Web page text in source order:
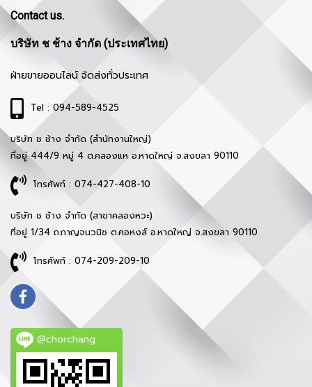
Contact us.
บริษัท ช ช้าง จำกัด (ประเทศไทย)
ฝ่ายขายออนไลน์ จัดส่งทั่วประเทศ
Tel : 094-589-4525
บริษัท ช ช้าง จำกัด (สำนักงานใหญ่)
ที่อยู่ 444/9 หมู่ 4 ต.คลองแห อ.หาดใหญ่ จ.สงขลา 90110
โทรศัพท์ : 074-427-408-10
บริษัท ช ช้าง จำกัด (สาขาคลองหวะ)
ที่อยู่ 1/34 ถ.กาญจนวนิช ต.คอหงส์ อ.หาดใหญ่ จ.สงขลา 90110
โทรศัพท์ : 074-209-209-10
@chorchang